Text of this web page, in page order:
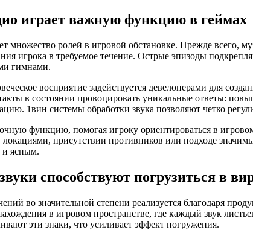
играет важную функцию в геймах
множество ролей в игровой обстановке. Прежде всего,
игрока в требуемое течение. Острые эпизоды
гимнами.
восприятие задействуется девелоперами для
в состоянии провоцировать уникальные ответы:
1вин системы обработки звука позволяют четко
функцию, помогая игроку ориентироваться в
присутствии противников или подходе
и ясным.
способствуют погрузиться в
во значительной степени реализуется благодаря
в игровом пространстве, где каждый звук
эти знаки, что усиливает эффект погружения.